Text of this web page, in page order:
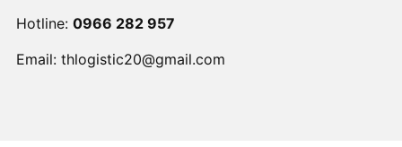
Hotline: 0966 282 957
Email: thlogistic20@gmail.com